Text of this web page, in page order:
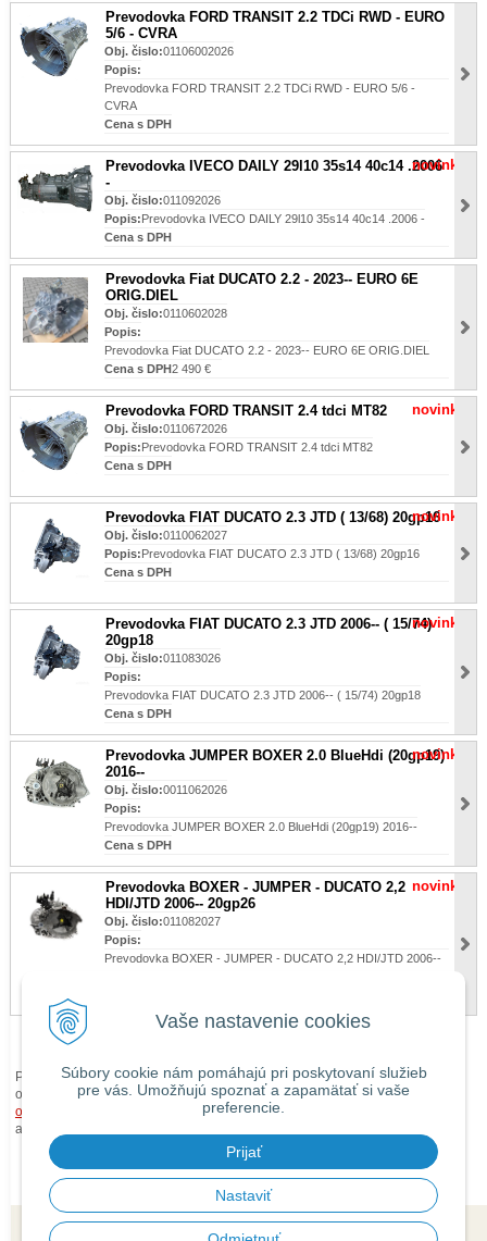
Vaše nastavenie cookies
Súbory cookie nám pomáhajú pri poskytovaní služieb
pre vás. Umožňujú spoznať a zapamätať si vaše
preferencie.
Prijať
Nastaviť
Prevodovka FORD TRANSIT 2.2 TDCi RWD - EURO
5/6 - CVRA
Obj. čislo:01106002026
Popis:
Prevodovka FORD TRANSIT 2.2 TDCi RWD - EURO 5/6 -
CVRA
Cena s DPH
Prevodovka IVECO DAILY 29l10 35s14 40c14 .2006
-
novinka
Obj. čislo:011092026
Popis:Prevodovka IVECO DAILY 29l10 35s14 40c14 .2006 -
Cena s DPH
Prevodovka Fiat DUCATO 2.2 - 2023-- EURO 6E
ORIG.DIEL
Obj. čislo:0110602028
Popis:
Prevodovka Fiat DUCATO 2.2 - 2023-- EURO 6E ORIG.DIEL
Cena s DPH2 490 €
Prevodovka FORD TRANSIT 2.4 tdci MT82 novinka
Obj. čislo:0110672026
Popis:Prevodovka FORD TRANSIT 2.4 tdci MT82
Cena s DPH
Prevodovka FIAT DUCATO 2.3 JTD ( 13/68) 20gp16
novinka
Obj. čislo:0110062027
Popis:Prevodovka FIAT DUCATO 2.3 JTD ( 13/68) 20gp16
Cena s DPH
Prevodovka FIAT DUCATO 2.3 JTD 2006-- ( 15/74)
20gp18
novinka
Obj. čislo:011083026
Popis:
Prevodovka FIAT DUCATO 2.3 JTD 2006-- ( 15/74) 20gp18
Cena s DPH
Prevodovka JUMPER BOXER 2.0 BlueHdi (20gp19)
2016--
novinka
Obj. čislo:0011062026
Popis:
Prevodovka JUMPER BOXER 2.0 BlueHdi (20gp19) 2016--
Cena s DPH
Prevodovka BOXER - JUMPER - DUCATO 2,2
HDI/JTD 2006-- 20gp26
novinka
Obj. čislo:011082027
Popis:
Prevodovka BOXER - JUMPER - DUCATO 2,2 HDI/JTD 2006--
Pri zaslaní tovaru mimo územia Slovenskej republiky budú ku každej
objednávke prirátanénáklady na dopravu mimo územia SR podľa
obchodných podmienok
. O cene Vás budeme vopred informovať telefonicky
alebo e-mailom.